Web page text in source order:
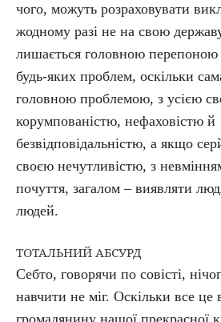
чого, можуть розраховувати
жодному разі не на свою
лишається головною
будь-яких проблем, оскільки
головною проблемою, з усією
корумпованістю, нефаховістю й
безвідповідальністю, а якщо
своєю нечутливістю, з
почуття, загалом – виявляти
людей.
ТОТАЛЬНИЙ АБСУРД
Себто, говорячи по совісті,
навчити не міг. Оскільки все
громадянину нашої прекрасної